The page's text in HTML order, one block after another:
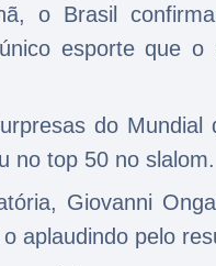
o Brasil
esporte que
do
no top 50 no slalom.
Giovanni
aplaudindo pelo